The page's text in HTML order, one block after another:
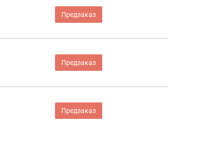
Предзаказ
Предзаказ
Предзаказ